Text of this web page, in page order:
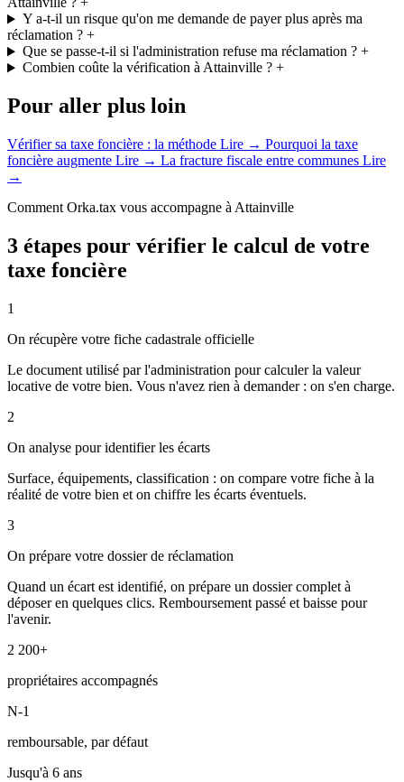
Y a-t-il un risque qu'on me demande de payer plus après ma
réclamation ? +
Que se passe-t-il si l'administration refuse ma réclamation ?+
Combien coûte la vérification à Attainville ?+
Pour aller plus loin
Vérifier sa taxe foncière : la méthode Lire → Pourquoi la taxe
foncière augmente Lire → La fracture fiscale entre communes Lire
→
Comment Orka.tax vous accompagne à Attainville
3 étapes pour vérifier le calcul de votre
taxe foncière
1
On récupère votre fiche cadastrale officielle
Le document utilisé par l'administration pour calculer la valeur
locative de votre bien. Vous n'avez rien à demander : on s'en charge.
2
On analyse pour identifier les écarts
Surface, équipements, classification : on compare votre fiche à la
réalité de votre bien et on chiffre les écarts éventuels.
3
On prépare votre dossier de réclamation
Quand un écart est identifié, on prépare un dossier complet à
déposer en quelques clics. Remboursement passé et baisse pour
l'avenir.
2 200+
propriétaires accompagnés
N-1
remboursable, par défaut
Jusqu'à 6 ans